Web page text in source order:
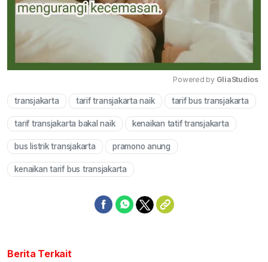
Mute
Powered by GliaStudios
transjakarta tarif transjakarta naik tarif bus transjakarta
tarif transjakarta bakal naik kenaikan tatif transjakarta
bus listrik transjakarta pramono anung
kenaikan tarif bus transjakarta
Berita Terkait